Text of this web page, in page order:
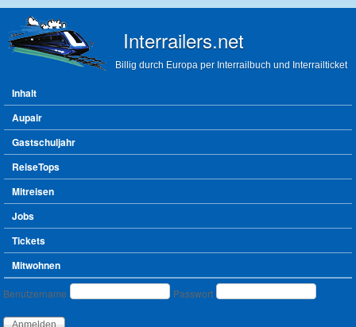
Interrailers.net
Billig durch Europa per Interrailbuch und Interrailticket
Hauptmenü
Inhalt
Aupair
Gastschuljahr
ReiseTops
Mitreisen
Jobs
Tickets
Mitwohnen
Benutzeranmeldung
Benutzername Passwort